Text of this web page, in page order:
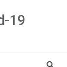
19